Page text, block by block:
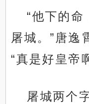
“他下的命
屠城。”唐逸
“真是好皇帝
屠城两个